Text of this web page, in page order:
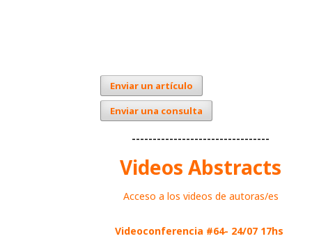
Enviar un artículo
Enviar una consulta
---------------------------------
Videos Abstracts
Acceso a los videos de autoras/es
Videoconferencia #64- 24/07 17hs